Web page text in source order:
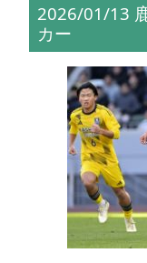
2026/01/13
カー